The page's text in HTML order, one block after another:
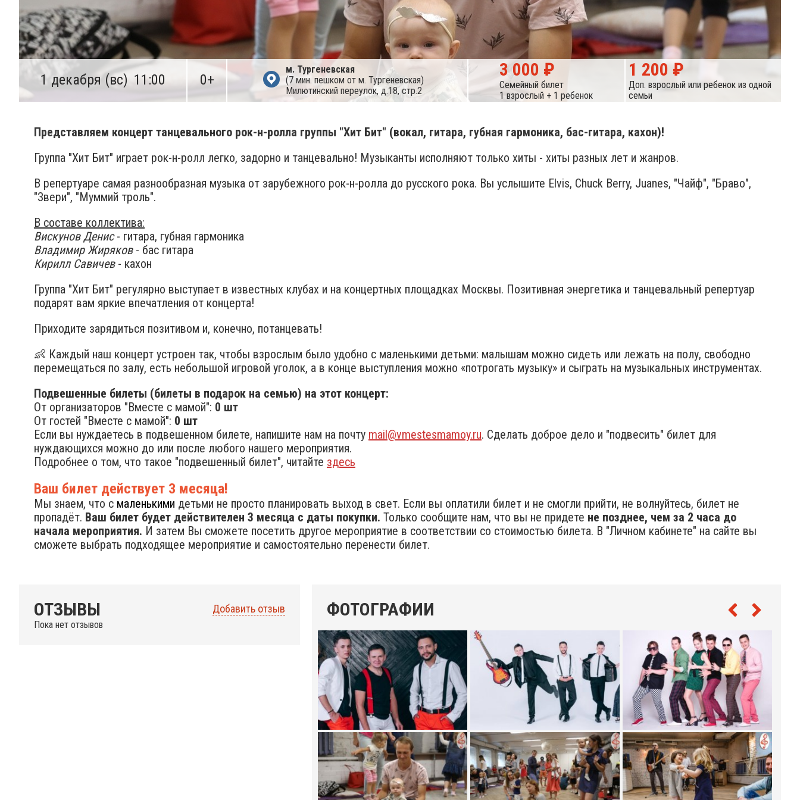
1 декабря (вс) 11:00 0+
м. Тургеневская
(7 мин. пешком от м. Тургеневская)
Милютинский переулок, д.18, стр.2
3 000 ₽
Семейный билет
1 взрослый + 1 ребенок
1 200 ₽
Доп. взрослый или ребенок из одной
семьи
Представляем концерт танцевального рок-н-ролла группы "Хит Бит" (вокал, гитара, губная гармоника, бас-гитара, кахон)!
Группа "Хит Бит" играет рок-н-ролл легко, задорно и танцевально! Музыканты исполняют только хиты - хиты разных лет и жанров.
В репертуаре самая разнообразная музыка от зарубежного рок-н-ролла до русского рока. Вы услышите Elvis, Chuck Berry, Juanes, "Чайф", "Браво",
"Звери", "Муммий троль".
В составе коллектива:
Вискунов Денис- гитара, губная гармоника
Владимир Жиряков- бас гитара
Кирилл Савичев- кахон
Группа "Хит Бит" регулярно выступает в известных клубах и на концертных площадках Москвы. Позитивная энергетика и танцевальный репертуар
подарят вам яркие впечатления от концерта!
Приходите зарядиться позитивом и, конечно, потанцевать!
👶 Каждый наш концерт устроен так, чтобы взрослым было удобно с маленькими детьми: малышам можно сидеть или лежать на полу, свободно
перемещаться по залу, есть небольшой игровой уголок, а в конце выступления можно «потрогать музыку» и сыграть на музыкальных инструментах.
Подвешенные билеты (билеты в подарок на семью) на этот концерт:
От организаторов "Вместе с мамой": 0 шт
От гостей "Вместе с мамой": 0 шт
Если вы нуждаетесь в подвешенном билете, напишите нам на почту mail@vmestesmamoy.ru. Сделать доброе дело и "подвесить" билет для
нуждающихся можно до или после любого нашего мероприятия.
Подробнее о том, что такое "подвешенный билет", читайте здесь
Ваш билет действует 3 месяца!
Мы знаем, что с маленькими детьми не просто планировать выход в свет. Если вы оплатили билет и не смогли прийти, не волнуйтесь, билет не
пропадёт. Ваш билет будет действителен 3 месяца с даты покупки. Только сообщите нам, что вы не придете не позднее, чем за 2 часа до
начала мероприятия. И затем Вы сможете посетить другое мероприятие в соответствии со стоимостью билета. В "Личном кабинете" на сайте вы
сможете выбрать подходящее мероприятие и самостоятельно перенести билет.
ОТЗЫВЫ Добавить отзыв
Пока нет отзывов
ФОТОГРАФИИ